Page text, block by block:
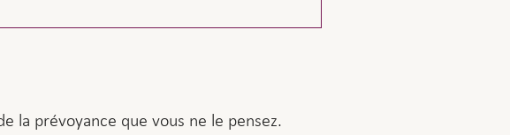
la prévoyance que vous ne le pensez.